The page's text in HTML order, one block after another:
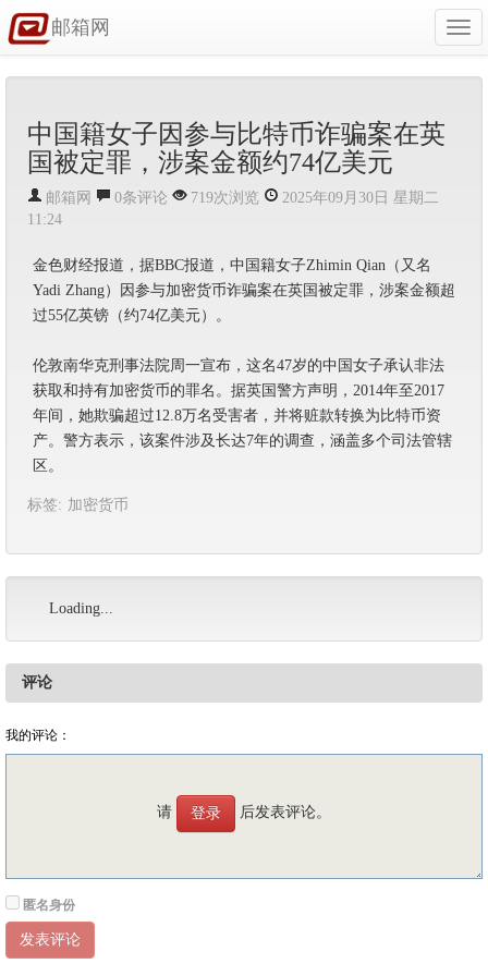
邮箱网
中国籍女子因参与比特币诈骗案在英
国被定罪，涉案金额约74亿美元
邮箱网 0条评论 719次浏览
2025年09月30日 星期二
11:24
金色财经报道，据BBC报道，中国籍女子Zhimin Qian（又名
Yadi Zhang）因参与加密货币诈骗案在英国被定罪，涉案金额超
过55亿英镑（约74亿美元）。
伦敦南华克刑事法院周一宣布，这名47岁的中国女子承认非法
获取和持有加密货币的罪名。据英国警方声明，2014年至2017
年间，她欺骗超过12.8万名受害者，并将赃款转换为比特币资
产。警方表示，该案件涉及长达7年的调查，涵盖多个司法管辖
区。
标签: 加密货币
Loading...
评论
我的评论：
匿名身份
发表评论
请 登录 后发表评论。